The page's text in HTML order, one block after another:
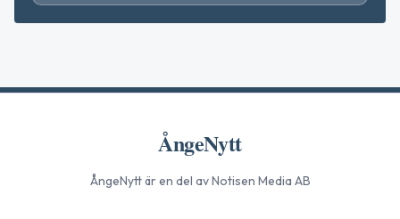
ÅngeNytt
ÅngeNyttär en del av Notisen Media AB